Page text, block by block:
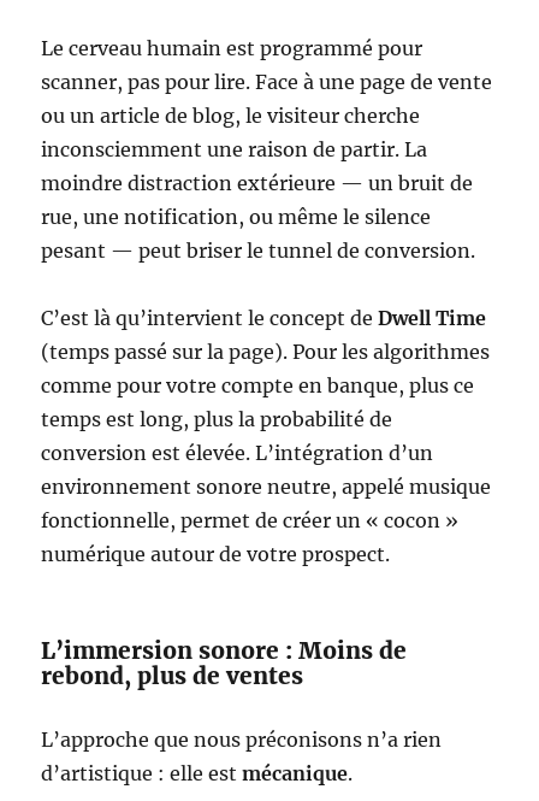
Le cerveau humain est programmé pour
scanner, pas pour lire. Face à une page de vente
ou un article de blog, le visiteur cherche
inconsciemment une raison de partir. La
moindre distraction extérieure — un bruit de
rue, une notification, ou même le silence
pesant — peut briser le tunnel de conversion.
C’est là qu’intervient le concept deDwell Time
(temps passé sur la page). Pour les algorithmes
comme pour votre compte en banque, plus ce
temps est long, plus la probabilité de
conversion est élevée. L’intégration d’un
environnement sonore neutre, appelé musique
fonctionnelle, permet de créer un « cocon »
numérique autour de votre prospect.
L’immersion sonore : Moins de
rebond, plus de ventes
L’approche que nous préconisons n’a rien
d’artistique : elle estmécanique.